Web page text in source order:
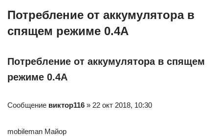
Потребление от аккумулятора в
спящем режиме 0.4А
Потребление от аккумулятора в спящем
режиме 0.4А
Сообщение виктор116 » 22 окт 2018, 10:30
mobileman Майор